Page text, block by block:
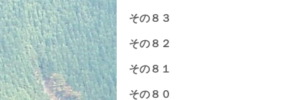
その８３
その８２
その８１
その８０